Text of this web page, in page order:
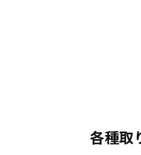
各種取